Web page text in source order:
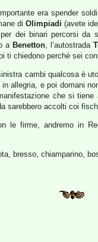
era spender
di Olimpiadi (avete
dei binari percorsi da
a Benetton, l’autostrada
ti chiedono perché sei
cambi qualcosa è
allegria, e poi domani
che si
sarebbero accolti coi
le firme, andremo in
bresso, chiamparino,